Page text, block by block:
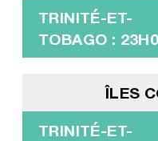
TRINITÉ-ET-
TOBAGO :
ÎLES
TRINITÉ-ET-